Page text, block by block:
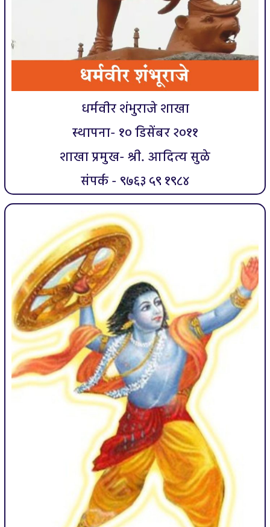
धर्मवीर शंभुराजे शाखा
स्थापना- १० डिसेंबर २०११
शाखा प्रमुख- श्री. आदित्य सुळे
संपर्क - ९७६३ ५९ १९८४